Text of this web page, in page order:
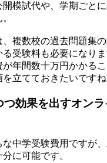
開模試代や、学期ごと
複数校の過去問題集
受験料も必要になりま
が年間数十万円かかる
立てておきたいですね
つ効果を出すオン
中学受験費用ですが
に可能です。